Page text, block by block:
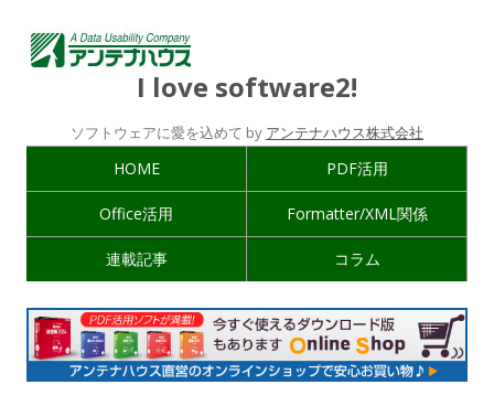
I love software2!
ソフトウェアに愛を込めて by アンテナハウス株式会社
HOME PDF活用
Office活用 Formatter/XML関係
連載記事 コラム